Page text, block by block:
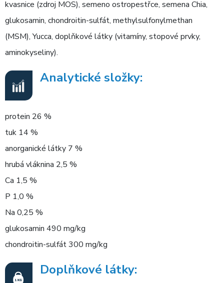
kvasnice (zdroj MOS), semeno ostropestřce, semena Chia,
glukosamin, chondroitin-sulfát, methylsulfonylmethan
(MSM), Yucca, doplňkové látky (vitamíny, stopové prvky,
aminokyseliny).
Analytické složky:
protein 26 %
tuk 14 %
anorganické látky 7 %
hrubá vláknina 2,5 %
Ca 1,5 %
P 1,0 %
Na 0,25 %
glukosamin 490 mg/kg
chondroitin-sulfát 300 mg/kg
Doplňkové látky: